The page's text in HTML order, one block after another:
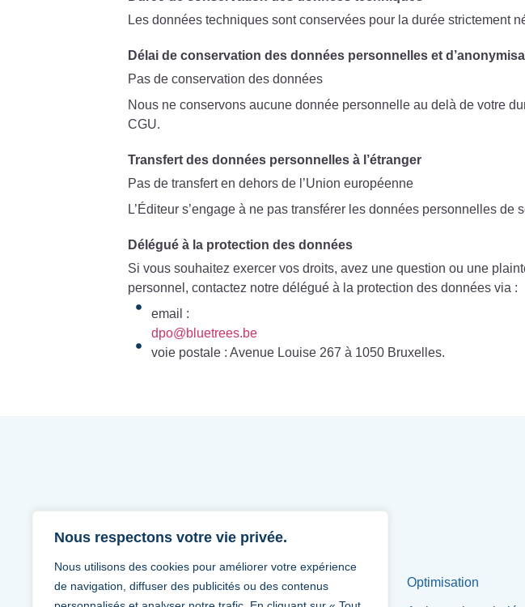
Nous respectons votre vie privée.
Nous utilisons des cookies pour améliorer votre expérience
de navigation, diffuser des publicités ou des contenus
Les données techniques sont conservées pour la durée strictement
Délai de conservation des données personnelles et
Pas de conservation des données
Nous ne conservons aucune donnée personnelle au delà de votre
CGU.
Transfert des données personnelles à l’étranger
Pas de transfert en dehors de l’Union européenne
L’Éditeur s’engage à ne pas transférer les données personnelles
Délégué à la protection des données
Si vous souhaitez exercer vos droits, avez une question ou une
personnel, contactez notre délégué à la protection des données via :
email :
dpo@bluetrees.be
voie postale : Avenue Louise 267 à 1050 Bruxelles.
BlueTrees S.A.
Avenue Louise 267
Optimisation